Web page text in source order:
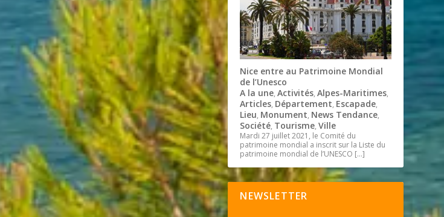
Nice entre au Patrimoine Mondial
de l’Unesco
A la une,Activités,Alpes-Maritimes,
Articles, Département, Escapade,
Lieu, Monument, News Tendance,
Société, Tourisme,Ville
Mardi 27 juillet 2021, le Comité du
patrimoine mondial a inscrit sur la Liste du
patrimoine mondial de l’UNESCO […]
NEWSLETTER